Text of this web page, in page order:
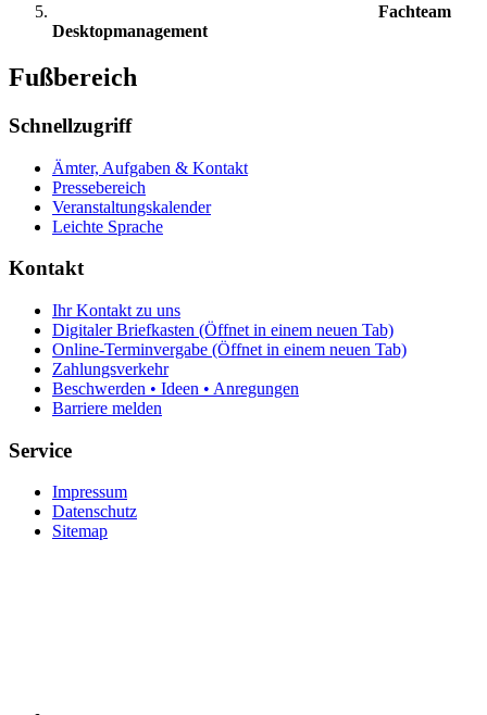
Fachteam
Desktopmanagement
Fußbereich
Schnellzugriff
Ämter, Aufgaben & Kontakt
Pressebereich
Veranstaltungskalender
Leichte Sprache
Kontakt
Ihr Kontakt zu uns
Digitaler Briefkasten (Öffnet in einem neuen Tab)
Online-Terminvergabe (Öffnet in einem neuen Tab)
Zahlungsverkehr
Beschwerden • Ideen • Anregungen
Barriere melden
Service
Impressum
Datenschutz
Sitemap